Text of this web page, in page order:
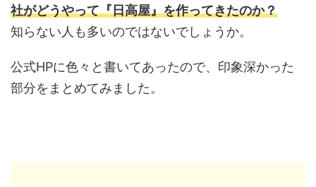
社がどうやって『日高屋』を作ってきたのか？
知らない人も多いのではないでしょうか。
公式HPに色々と書いてあったので、印象深かった
部分をまとめてみました。